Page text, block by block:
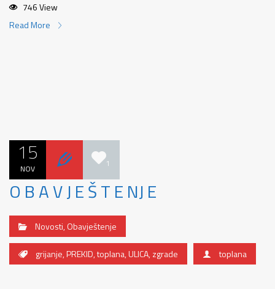
746 View
Read More
15
NOV 1
O B A V J E Š T E NJ E
Novosti,Obavještenje
grijanje,PREKID,toplana,ULICA,zgrade toplana